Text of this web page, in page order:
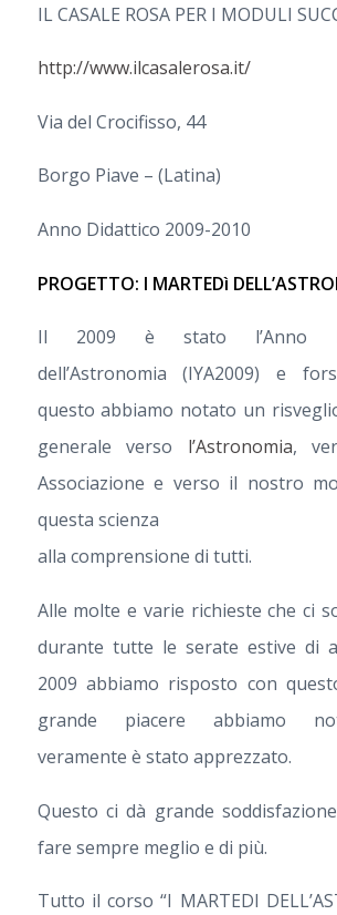
IL CASALE ROSA PER I MODULI
http://www.ilcasalerosa.it/
Via del Crocifisso, 44
Borgo Piave – (Latina)
Anno Didattico 2009-2010
PROGETTO: I MARTEDì
Il 2009 è stato l’Anno
dell’Astronomia (IYA2009) e
questo abbiamo notato un
generale verso l’Astronomia,
Associazione e verso il nostro
questa scienza
alla comprensione di tutti.
Alle molte e varie richieste che ci
durante tutte le serate estive di
2009 abbiamo risposto con
grande piacere abbiamo
veramente è stato apprezzato.
Questo ci dà grande
fare sempre meglio e di più.
Tutto il corso “I MARTEDI